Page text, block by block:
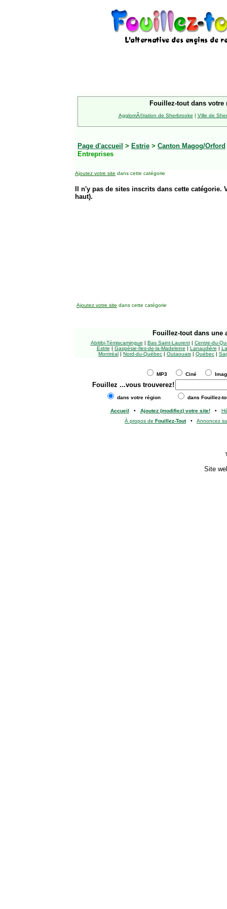
Fouillez-tout dans votre
AgglomÃ©ration de Sherbrooke | Ville de
Page d'accueil > Estrie > Canton Magog/Orford
Entreprises
Ajoutez votre site dans cette catégorie
Il n'y pas de sites inscrits dans cette
haut).
Ajoutez votre site dans cette catégorie
Fouillez-tout dans une
Abitibi-Témiscamingue | Bas Saint-Laurent| Centre-du-
Estrie | Gaspésie-Îles-de-la-Madeleine | Lanaudière |
Montréal | Nord-du-Québec | Outaouais | Québec |
MP3 Ciné
Fouillez ...vous trouverez!
dans votre région dans Fouillez-
Accueil • Ajoutez (modifiez) votre site!•
À propos de Fouillez-Tout• Annoncez
Site